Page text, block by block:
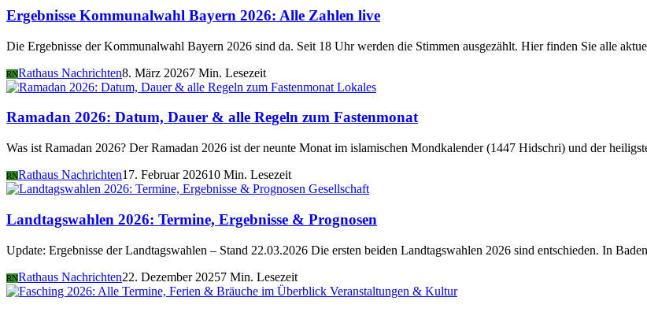
Ergebnisse Kommunalwahl Bayern 2026: Alle Zahlen live
Die Ergebnisse der Kommunalwahl Bayern 2026 sind da. Seit 18 Uhr werden die Stimmen ausgezählt. Hier finden Sie alle
RNRathaus Nachrichten8. März 20267 Min. Lesezeit
Lokales
Ramadan 2026: Datum, Dauer & alle Regeln zum Fastenmonat
Was ist Ramadan 2026? Der Ramadan 2026 ist der neunte Monat im islamischen Mondkalender (1447 Hidschri) und der
RNRathaus Nachrichten17. Februar 202610 Min. Lesezeit
Gesellschaft
Landtagswahlen 2026: Termine, Ergebnisse & Prognosen
Update: Ergebnisse der Landtagswahlen – Stand 22.03.2026 Die ersten beiden Landtagswahlen 2026 sind entschieden. In
RNRathaus Nachrichten22. Dezember 20257 Min. Lesezeit
Veranstaltungen & Kultur